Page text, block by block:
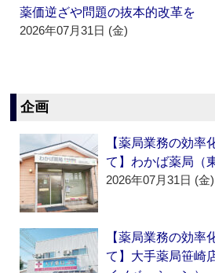
薬価逆ざや問題の抜本的改革を
2026年07月31日 (金)
企画
【薬局業務の効率
て】わかば薬局（
2026年07月31日 (金)
【薬局業務の効率
て】大手薬局笹崎